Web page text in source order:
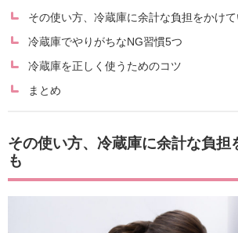
その使い方、冷蔵庫に余計な負担をかけ
冷蔵庫でやりがちなNG習慣5つ
冷蔵庫を正しく使うためのコツ
まとめ
その使い方、冷蔵庫に余計な負担
も